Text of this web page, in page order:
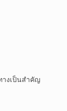
างเป็นสำคัญ